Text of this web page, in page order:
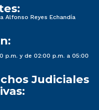
Alfonso Reyes Echandía
p.m. y de 02:00 p.m. a 05:00
Judiciales